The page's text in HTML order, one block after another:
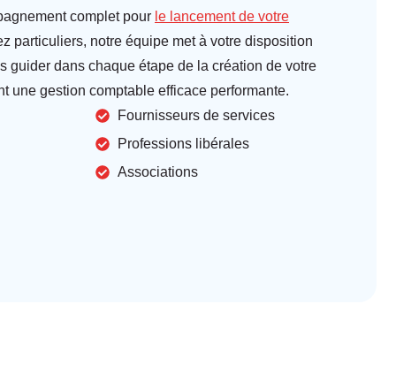
complet pour le lancement de votre
particuliers, notre équipe met à votre disposition
guider dans chaque étape de la création de votre
une gestion comptable efficace performante.
Fournisseurs de services
Professions libérales
Associations